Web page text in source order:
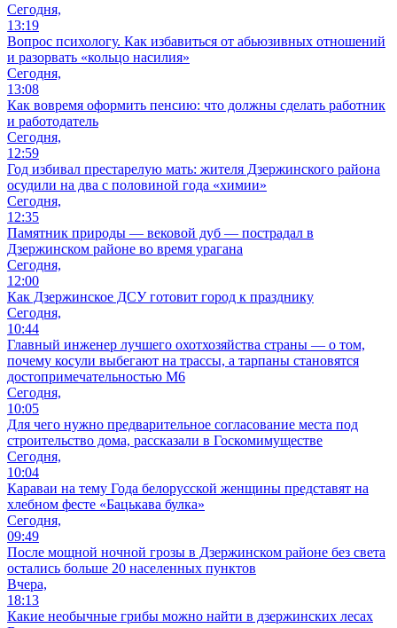
Сегодня,
13:19
Вопрос психологу. Как избавиться от абьюзивных отношений
и разорвать «кольцо насилия»
Сегодня,
13:08
Как вовремя оформить пенсию: что должны сделать работник
и работодатель
Сегодня,
12:59
Год избивал престарелую мать: жителя Дзержинского района
осудили на два с половиной года «химии»
Сегодня,
12:35
Памятник природы — вековой дуб — пострадал в
Дзержинском районе во время урагана
Сегодня,
12:00
Как Дзержинское ДСУ готовит город к празднику
Сегодня,
10:44
Главный инженер лучшего охотхозяйства страны — о том,
почему косули выбегают на трассы, а тарпаны становятся
достопримечательностью М6
Сегодня,
10:05
Для чего нужно предварительное согласование места под
строительство дома, рассказали в Госкомимуществе
Сегодня,
10:04
Караваи на тему Года белорусской женщины представят на
хлебном фесте «Бацькава булка»
Сегодня,
09:49
После мощной ночной грозы в Дзержинском районе без света
остались больше 20 населенных пунктов
Вчера,
18:13
Какие необычные грибы можно найти в дзержинских лесах